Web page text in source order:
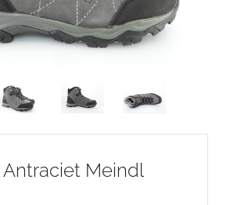
Meindl